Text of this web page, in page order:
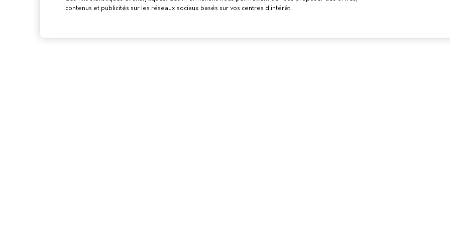
contenus et publicités sur les réseaux sociaux basés sur vos centres d'intérêt.